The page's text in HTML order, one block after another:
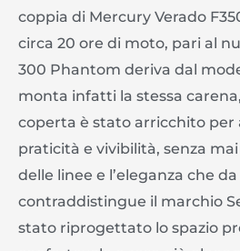
coppia di Mercury Verado
circa 20 ore di moto, pari al
300 Phantom deriva dal
monta infatti la stessa
coperta è stato arricchito per
praticità e vivibilità, senza
delle linee e l’eleganza che
contraddistingue il marchio
stato riprogettato lo spazio